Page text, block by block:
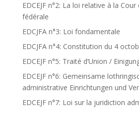
EDCEJF n°2: La loi relative à la
fédérale
EDCJFA n°3: Loi fondamentale
EDCJFA n°4: Constitution du 4
EDCEJF n°5: Traité d’Union /
EDCEJF n°6: Gemeinsame
administrative Einrichtungen und
EDCEJF n°7: Loi sur la juridiction